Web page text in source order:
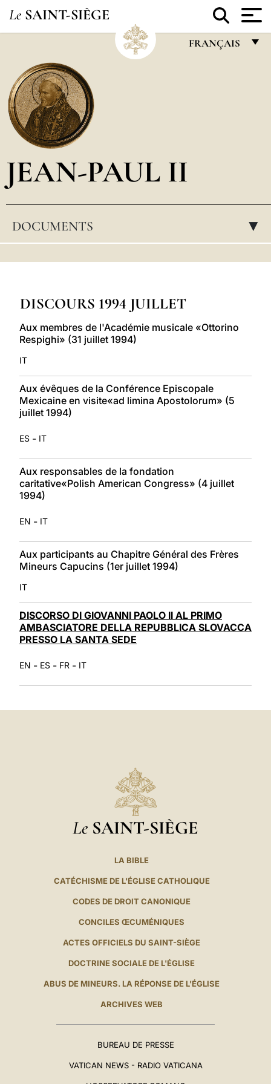
Le SAINT-SIÈGE
FRANÇAIS
POLSKI
JEAN-PAUL II
DOCUMENTS ▸
DISCOURS 1994 JUILLET
Aux membres de l'Académie musicale «Ottorino
Respighi» (31 juillet 1994)
IT
Aux évêques de la Conférence Episcopale
Mexicaine en visite«ad limina Apostolorum» (5
juillet 1994)
ES - IT
Aux responsables de la fondation
caritative«Polish American Congress» (4 juillet
1994)
EN - IT
Aux participants au Chapitre Général des Frères
Mineurs Capucins (1er juillet 1994)
IT
DISCORSO DI GIOVANNI PAOLO II AL PRIMO
AMBASCIATORE DELLA REPUBBLICA SLOVACCA
PRESSO LA SANTA SEDE
EN - ES - FR - IT
Le SAINT-SIÈGE
LA BIBLE
CATÉCHISME DE L'ÉGLISE CATHOLIQUE
CODES DE DROIT CANONIQUE
CONCILES ŒCUMÉNIQUES
ACTES OFFICIELS DU SAINT-SIÈGE
DOCTRINE SOCIALE DE L'ÉGLISE
ABUS DE MINEURS. LA RÉPONSE DE L'ÉGLISE
ARCHIVES WEB
BUREAU DE PRESSE
VATICAN NEWS - RADIO VATICANA